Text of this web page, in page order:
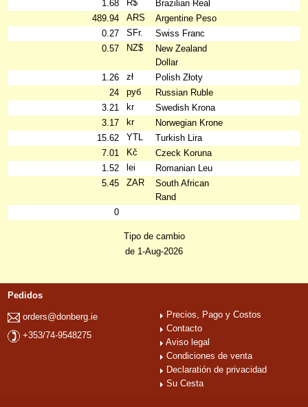
1.68
R$
Brazilian Real
489.94
ARS
Argentine Peso
0.27
SFr.
Swiss Franc
0.57
NZ$
New Zealand
Dollar
1.26
zł
Polish Złoty
24
руб
Russian Ruble
3.21
kr
Swedish Krona
3.17
kr
Norwegian Krone
15.62
YTL
Turkish Lira
7.01
Kč
Czeck Koruna
1.52
lei
Romanian Leu
5.45
ZAR
South African
Rand
0
Tipo de cambio
de 1-Aug-2026
Pedidos
orders@donberg.ie
+353/74-9548275
Precios, Pago y Costos
Contacto
Aviso legal
Condiciones de venta
Declaratión de privacidad
Su Cesta